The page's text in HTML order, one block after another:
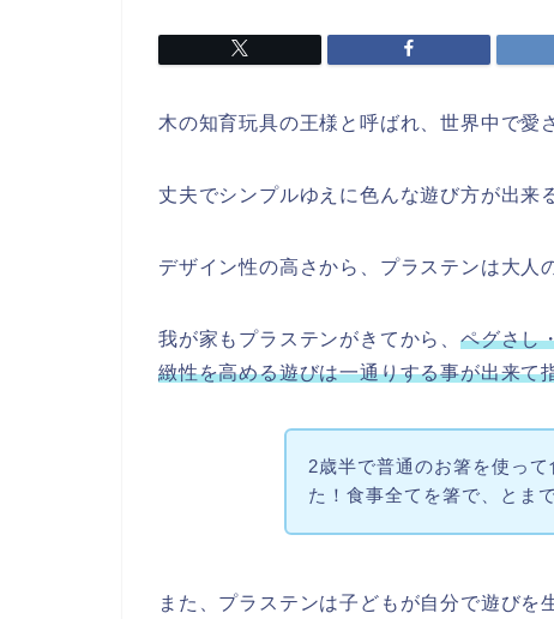
木の知育玩具の王様と呼ばれ、世界中で愛
丈夫でシンプルゆえに色んな遊び方が出来
デザイン性の高さから、プラステンは大人
我が家もプラステンがきてから、ペグさし
緻性を高める遊びは一通りする事が出来て
2歳半で普通のお箸を使っ
た！食事全てを箸で、とま
また、プラステンは子どもが自分で遊びを